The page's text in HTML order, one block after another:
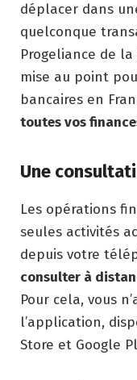
déplacer dans
quelconque
Progeliance de
mise au point
bancaires en
toutes vos
Une
Les opérations
seules activités
depuis votre
consulter à
Pour cela, vous
l’application,
Store et Google